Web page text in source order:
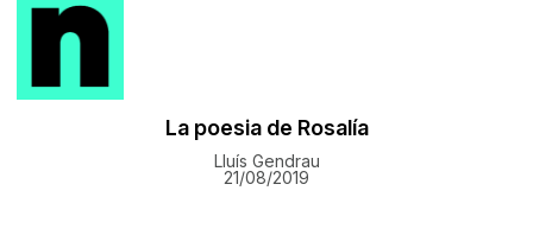
La poesia de Rosalía
Lluís Gendrau
21/08/2019